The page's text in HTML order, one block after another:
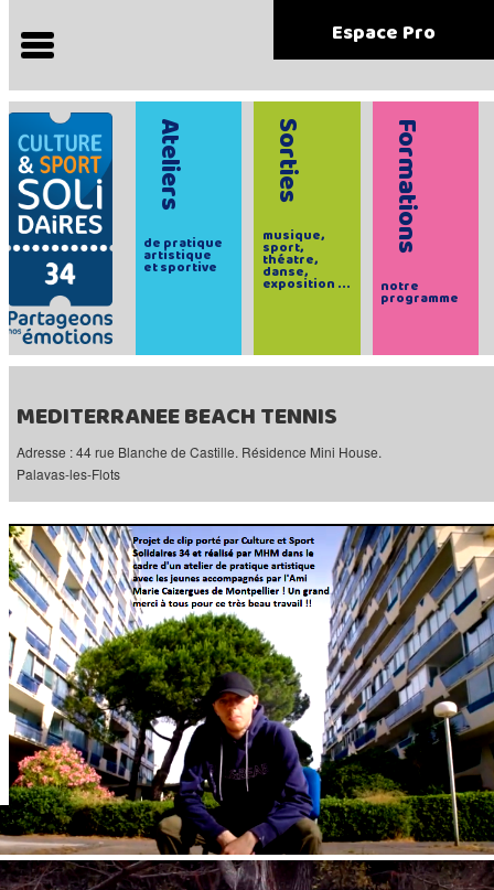
Espace Pro
Ateliers
de pratique
artistique
et sportive
Sorties
musique,
sport,
théatre,
danse,
exposition ...
Formations
notre
programme
MEDITERRANEE BEACH TENNIS
Adresse : 44 rue Blanche de Castille. Résidence Mini House.
Palavas-les-Flots